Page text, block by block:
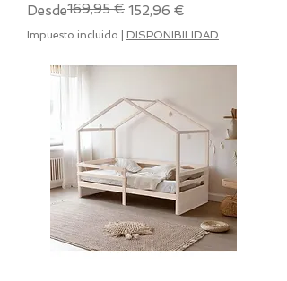
Desde
Precio169,95 € 152,96 €
Precio de oferta
Impuesto incluido DISPONIBILIDAD